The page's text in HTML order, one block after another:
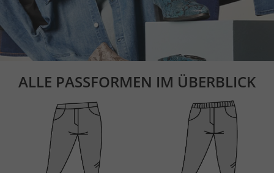
ALLE PASSFORMEN IM ÜBERBLICK